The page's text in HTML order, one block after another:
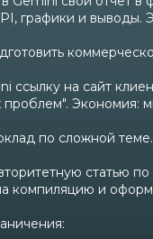
графики и выводы.
ссылку на сайт
Экономия:
по сложной теме.
статью
компиляцию и